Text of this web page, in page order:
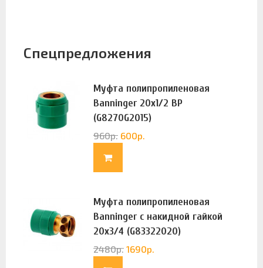
Спецпредложения
Муфта полипропиленовая
Banninger 20х1/2 ВР
(G8270G2015)
960р. 600р.
Муфта полипропиленовая
Banninger с накидной гайкой
20х3/4 (G83322020)
2480р. 1690р.